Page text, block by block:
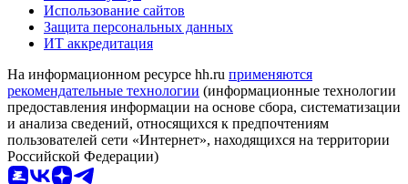
Использование сайтов
Защита персональных данных
ИТ аккредитация
На информационном ресурсе hh.ru применяются
рекомендательные технологии (информационные технологии
предоставления информации на основе сбора, систематизации
и анализа сведений, относящихся к предпочтениям
пользователей сети «Интернет», находящихся на территории
Российской Федерации)